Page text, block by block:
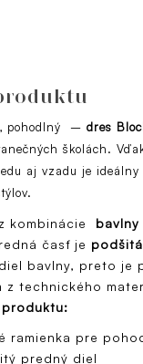
pohodlný – dres
školách.
aj vzadu je
kombinácie
časť je
bavlny, preto je
z technického
ramienka pre
predný diel